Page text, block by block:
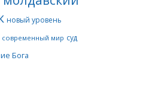
новый уровень
современный мир суд
Бога